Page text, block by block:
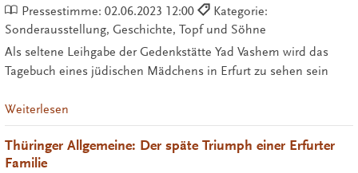
Pressestimme: 02.06.2023 12:00
Kategorie:
Sonderausstellung, Geschichte, Topf und Söhne
Als seltene Leihgabe der Gedenkstätte Yad Vashem wird das
Tagebuch eines jüdischen Mädchens in Erfurt zu sehen sein
Weiterlesen
Thüringer Allgemeine: Der späte Triumph einer Erfurter
Familie